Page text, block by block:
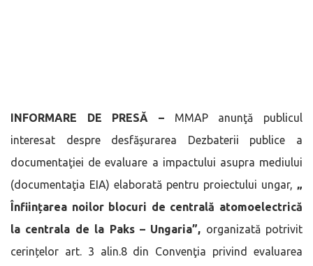
INFORMARE DE PRESĂ – MMAP anunţă publicul
interesat despre desfăşurarea Dezbaterii publice a
documentaţiei de evaluare a impactului asupra mediului
(documentaţia EIA) elaborată pentru proiectului ungar, „
Înființarea noilor blocuri de centrală atomoelectrică
la centrala de la Paks – Ungaria”, organizată potrivit
cerințelor art. 3 alin.8 din Convenţia privind evaluarea